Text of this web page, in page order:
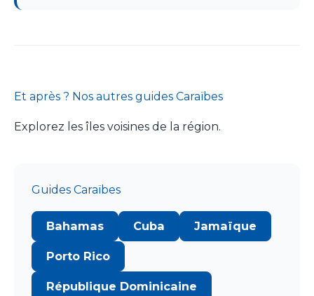
Et après ? Nos autres guides Caraïbes
Explorez les îles voisines de la région.
Guides Caraïbes
Bahamas Cuba Jamaïque
Porto Rico
République Dominicaine